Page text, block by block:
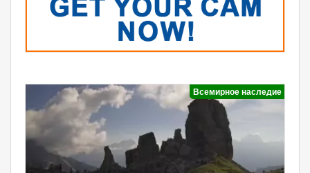
Всемирное наследие